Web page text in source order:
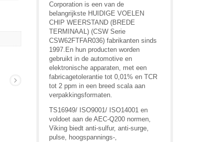
Corporation is een van de
belangrijkste HUIDIGE VOELEN
CHIP WEERSTAND (BREDE
TERMINAAL) (CSW Serie
CSW62FTFAR036) fabrikanten sinds
1997.En hun producten worden
gebruikt in de automotive en
elektronische apparaten, met een
fabricagetolerantie tot 0,01% en TCR
tot 2 ppm in een breed scala aan
verpakkingsformaten.
TS16949/ ISO9001/ ISO14001 en
voldoet aan de AEC-Q200 normen,
Viking biedt anti-sulfur, anti-surge,
pulse, hoogspannings-,